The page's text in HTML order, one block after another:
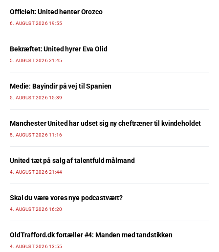
Officielt: United henter Orozco
6. AUGUST 2026 19:55
Bekræftet: United hyrer Eva Olid
5. AUGUST 2026 21:45
Medie: Bayindir på vej til Spanien
5. AUGUST 2026 15:39
Manchester United har udset sig ny cheftræner til kvindeholdet
5. AUGUST 2026 11:16
United tæt på salg af talentfuld målmand
4. AUGUST 2026 21:44
Skal du være vores nye podcastvært?
4. AUGUST 2026 16:20
OldTrafford.dk fortæller #4: Manden med tandstikken
4. AUGUST 2026 13:55